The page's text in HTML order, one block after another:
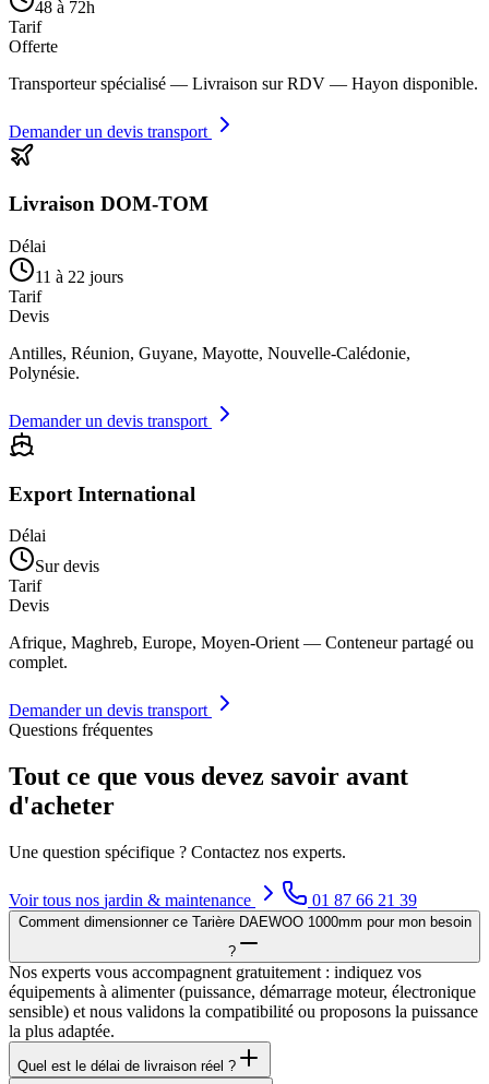
48 à 72h
Tarif
Offerte
Transporteur spécialisé — Livraison sur RDV — Hayon disponible.
Demander un devis transport
Livraison DOM-TOM
Délai
11 à 22 jours
Tarif
Devis
Antilles, Réunion, Guyane, Mayotte, Nouvelle-Calédonie,
Polynésie.
Demander un devis transport
Export International
Délai
Sur devis
Tarif
Devis
Afrique, Maghreb, Europe, Moyen-Orient — Conteneur partagé ou
complet.
Demander un devis transport
Questions fréquentes
Tout ce que vous devez savoir avant
d'acheter
Une question spécifique ? Contactez nos experts.
Voir tous nos jardin & maintenance 01 87 66 21 39
Comment dimensionner ce Tarière DAEWOO 1000mm pour mon besoin
?
Nos experts vous accompagnent gratuitement : indiquez vos
équipements à alimenter (puissance, démarrage moteur, électronique
sensible) et nous validons la compatibilité ou proposons la puissance
la plus adaptée.
Quel est le délai de livraison réel ?